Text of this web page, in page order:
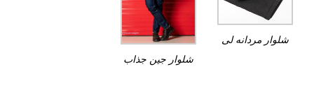
شلوار مردانه لی
شلوار جین جذاب